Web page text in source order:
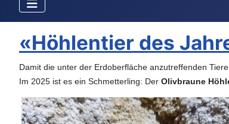
«Höhlentier des
Damit die unter der Erdoberfläche anzutreffenden
Im 2025 ist es ein Schmetterling: Der Olivbraune